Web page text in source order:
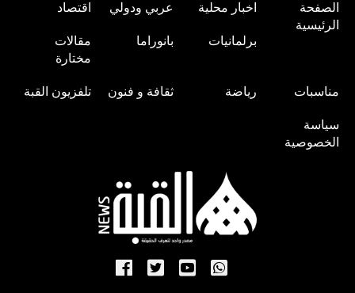
الصفحة
الرئيسية
اخبار محلية عربي ودولي اقتصاد
برلمانيات بانوراما
مقالات
مختارة
مناسبات رياضة ثقافة و فنون تلفزيون القبة
سياسة
الخصوصية